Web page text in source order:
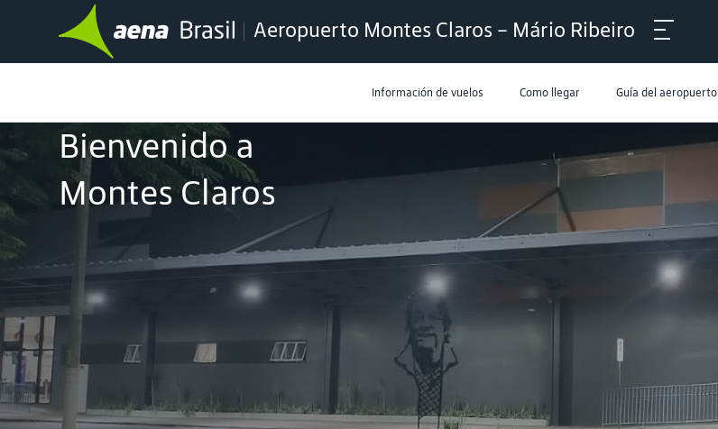
Aeropuerto Montes Claros – Mário Ribeiro
Información de vuelos Como llegar Guía del aeropuerto
Bienvenido a
Montes Claros